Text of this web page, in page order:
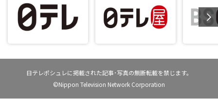
日テレポシュレに掲載された記事･写真の無断転載を禁じます。
©Nippon Television Network Corporation